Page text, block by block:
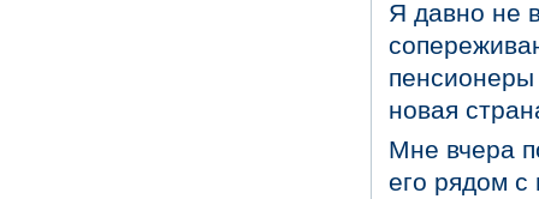
Я давно не
пенсионеры
новая
Мне вчера
его рядом